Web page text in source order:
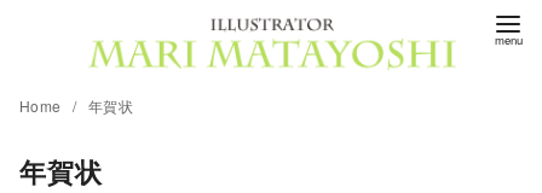
Home 年賀状
年賀状